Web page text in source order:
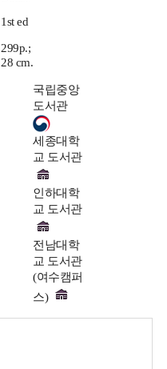
1st ed
299p.;
28 cm.
국립중앙
도서관
세종대학
교 도서관
인하대학
교 도서관
전남대학
교 도서관
(여수캠퍼
스)